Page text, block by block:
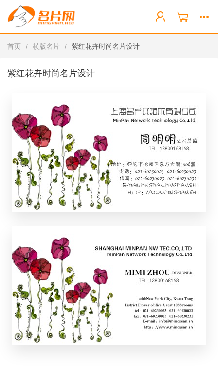
首页 / 横版名片 / 紫红花卉时尚名片设计
紫红花卉时尚名片设计